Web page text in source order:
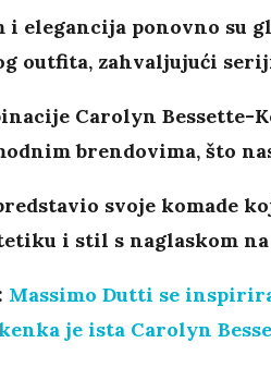
elegancija ponovno su
outfita, zahvaljujući
Carolyn Bessette-
brendovima, što
svoje komade
i stil s naglaskom
Massimo Dutti se
je ista Carolyn